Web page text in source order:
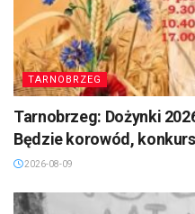
TARNOBRZEG
Tarnobrzeg: Dożynki
Będzie korowód,
2026-08-09